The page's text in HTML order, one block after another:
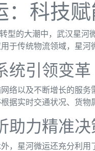
：科技
型的大潮中，武汉星河
于传统物流领域，星河
统引领变革
络以及不断增长的服
据实时交通状况、货
助力精准决
，星河微运还充分利